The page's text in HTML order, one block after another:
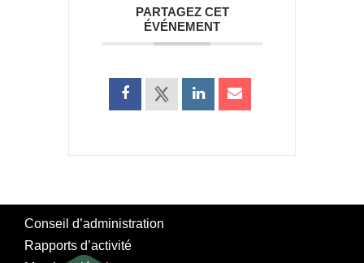
PARTAGEZ CET
ÉVÉNEMENT
Conseil d’administration
Rapports d’activité